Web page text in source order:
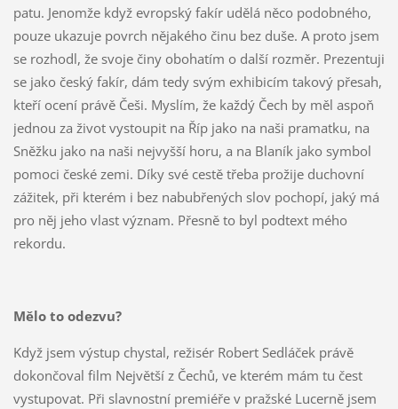
patu. Jenomže když evropský fakír udělá něco podobného,
pouze ukazuje povrch nějakého činu bez duše. A proto jsem
se rozhodl, že svoje činy obohatím o další rozměr. Prezentuji
se jako český fakír, dám tedy svým exhibicím takový přesah,
kteří ocení právě Češi. Myslím, že každý Čech by měl aspoň
jednou za život vystoupit na Říp jako na naši pramatku, na
Sněžku jako na naši nejvyšší horu, a na Blaník jako symbol
pomoci české zemi. Díky své cestě třeba prožije duchovní
zážitek, při kterém i bez nabubřených slov pochopí, jaký má
pro něj jeho vlast význam. Přesně to byl podtext mého
rekordu.
Mělo to odezvu?
Když jsem výstup chystal, režisér Robert Sedláček právě
dokončoval film Největší z Čechů, ve kterém mám tu čest
vystupovat. Při slavnostní premiéře v pražské Lucerně jsem